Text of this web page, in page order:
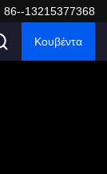
86--13215377368
Κουβέντα